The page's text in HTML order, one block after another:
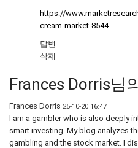
https://
cream-market-8544
답변
삭제
Frances Dorris님
Frances Dorris 25-10-20 16:47
I am a gambler who is also deeply
smart investing. My blog analyzes
gambling and the stock market. I